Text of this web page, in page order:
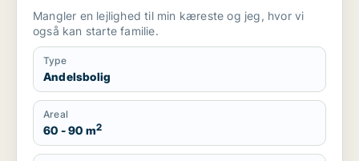
Mangler en lejlighed til min kæreste og jeg, hvor vi
også kan starte familie.
Type
Andelsbolig
Areal
60 - 90 m2